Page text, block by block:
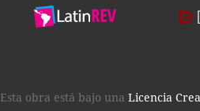
Esta obra está bajo una Licencia